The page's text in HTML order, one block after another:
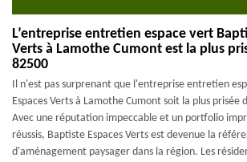
L’entreprise entretien espace vert
Verts à Lamothe Cumont est la plus
82500
Il n'est pas surprenant que l'entreprise entretien
Espaces Verts à Lamothe Cumont soit la plus prisée
Avec une réputation impeccable et un portfolio
réussis, Baptiste Espaces Verts est devenue la
d'aménagement paysager dans la région. Les